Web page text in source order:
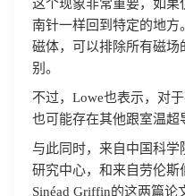
这个现象非常重要，如
南针一样回到特定的地
磁体，可以排除所有磁场
别。
不过，Lowe也表示，对
也可能存在其他跟室温超
与此同时，来自中国科学
研究中心，和来自劳伦斯
Sinéad Griffin的这两篇论